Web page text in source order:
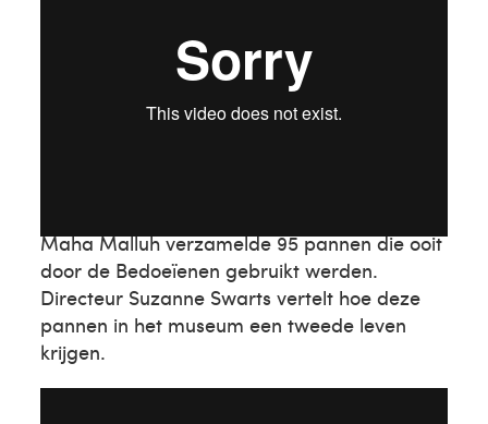
Maha Malluh verzamelde 95 pannen die ooit
door de Bedoeïenen gebruikt werden.
Directeur Suzanne Swarts vertelt hoe deze
pannen in het museum een tweede leven
krijgen.